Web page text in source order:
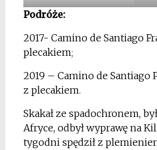
Podróże:
2017- Camino de Santiago
plecakiem;
2019 – Camino de Santiago
z plecakiem.
Skakał ze spadochronem,
Afryce, odbył wyprawę na
tygodni spędził z